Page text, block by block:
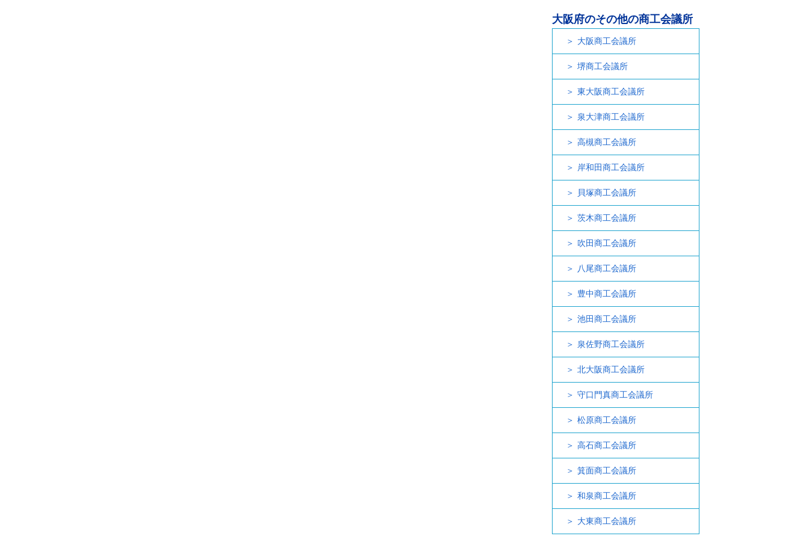
大阪府のその他の商工会議所
大阪商工会議所
堺商工会議所
東大阪商工会議所
泉大津商工会議所
高槻商工会議所
岸和田商工会議所
貝塚商工会議所
茨木商工会議所
吹田商工会議所
八尾商工会議所
豊中商工会議所
池田商工会議所
泉佐野商工会議所
北大阪商工会議所
守口門真商工会議所
松原商工会議所
高石商工会議所
箕面商工会議所
和泉商工会議所
大東商工会議所